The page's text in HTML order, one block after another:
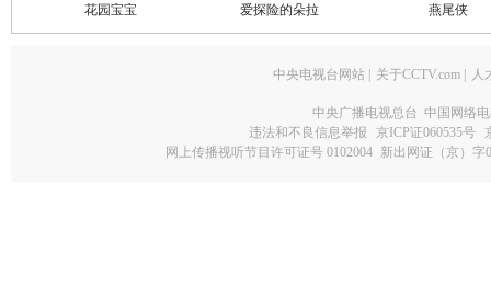
花园宝宝 爱探险的朵拉 燕尾侠
中央电视台网站 关于CCTV.com 人
中央广播电视总台 中国网络
违法和不良信息举报
京ICP证060535号
网上传播视听节目许可证号 0102004 新出网证（京）